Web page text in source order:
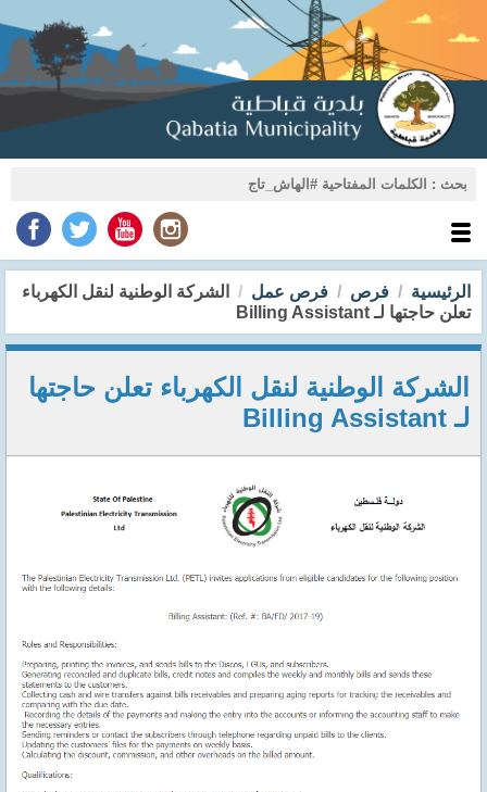
الرئيسية فرص فرص عمل
الشركة الوطنية لنقل الكهرباء
تعلن حاجتها لـ Billing Assistant
الشركة الوطنية لنقل الكهرباء تعلن حاجتها
لـ Billing Assistant